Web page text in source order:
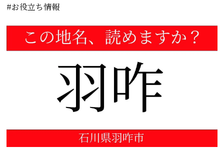
お役立ち情報